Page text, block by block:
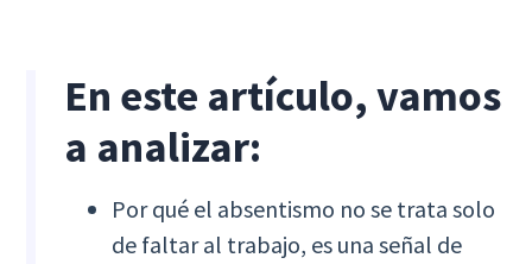
En este artículo, vamos
a analizar:
Por qué el absentismo no se trata solo
de faltar al trabajo, es una señal de